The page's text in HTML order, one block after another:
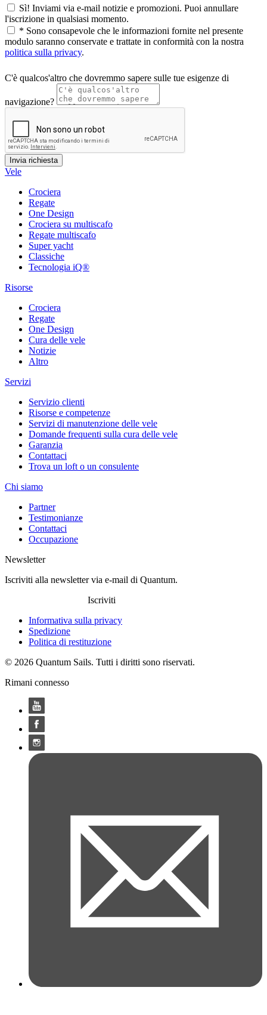
Sì! Inviami via e-mail notizie e promozioni. Puoi annullare
l'iscrizione in qualsiasi momento.
* Sono consapevole che le informazioni fornite nel presente
modulo saranno conservate e trattate in conformità con la nostra
politica sulla privacy.
C'è qualcos'altro che dovremmo sapere sulle tue esigenze di
navigazione?
Vele
Crociera
Regate
One Design
Crociera su multiscafo
Regate multiscafo
Super yacht
Classiche
Tecnologia iQ®
Risorse
Crociera
Regate
One Design
Cura delle vele
Notizie
Altro
Servizi
Servizio clienti
Risorse e competenze
Servizi di manutenzione delle vele
Domande frequenti sulla cura delle vele
Garanzia
Contattaci
Trova un loft o un consulente
Chi siamo
Partner
Testimonianze
Contattaci
Occupazione
Newsletter
Iscriviti alla newsletter via e-mail di Quantum.
Iscriviti
Informativa sulla privacy
Spedizione
Politica di restituzione
© 2026 Quantum Sails. Tutti i diritti sono riservati.
Rimani connesso